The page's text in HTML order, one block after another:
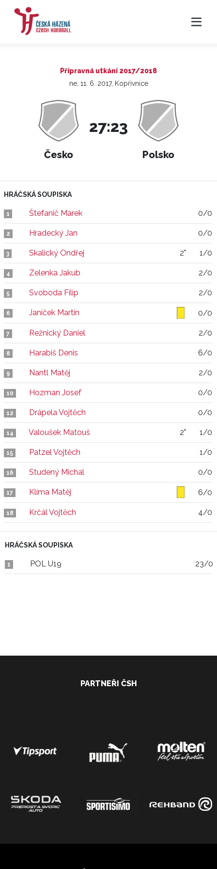
Přípravná utkání 2017/2018
ne, 11. 6. 2017, Kopřivnice
Česko
27:23
Polsko
HRÁČSKÁ SOUPISKA
1 Štefanič Marek 0/0
2 Hradecký Jan 0/0
3 Skalický Ondřej 2" 1/0
4 Zelenka Jakub 2/0
5 Svoboda Filip 2/0
6 Janíček Martin 0/0
7 Režnický Daniel 2/0
8 Harabiš Denis 6/0
9 Nantl Matěj 2/0
10 Hozman Josef 0/0
12 Drápela Vojtěch 0/0
14 Valoušek Matouš 2" 1/0
15 Patzel Vojtěch 1/0
16 Studený Michal 0/0
17 Klíma Matěj 6/0
18 Krčál Vojtěch 4/0
HRÁČSKÁ SOUPISKA
1 POL U19 23/0
PARTNEŘI ČSH